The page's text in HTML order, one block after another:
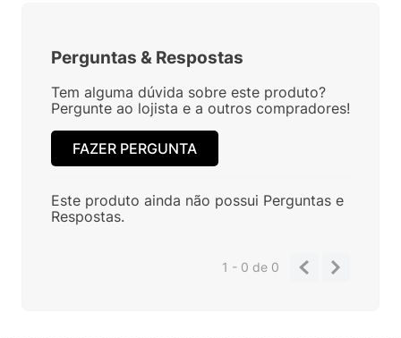
Perguntas & Respostas
Tem alguma dúvida sobre este produto?
Pergunte ao lojista e a outros compradores!
FAZER PERGUNTA
Este produto ainda não possui Perguntas e
Respostas.
1 - 0de 0